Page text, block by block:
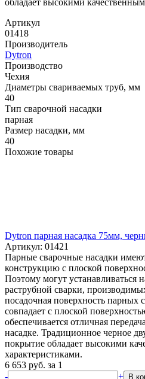
Артикул
01418
Производитель
Dytron
Производство
Чехия
Диаметры свариваемых труб, мм
40
Тип сварочной насадки
парная
Размер насадки, мм
40
Похожие товары
Dytron парная насадка 75мм,
Артикул: 01421
Парные сварочные насадки
конструкцию с плоской
Поэтому могут устанавливаться
раструбной сварки,
посадочная поверхность парных
совпадает с плоской
обеспечивается отличная
насадке. Традиционное черное
покрытие обладает высокими
характеристиками.
6 653 руб. за 1
-
+ В